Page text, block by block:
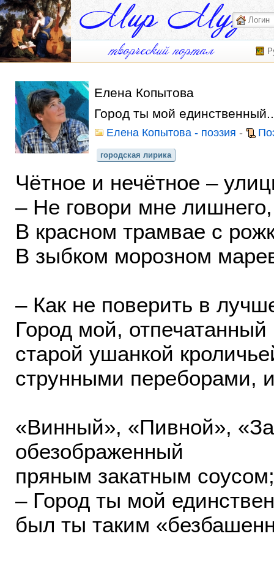
Елена Копытова
Город ты мой
Елена Копытова - поэзия -
городская лирика
Чётное и нечётное –
– Не говори мне
В красном трамвае с
В зыбком морозном
– Как не поверить в
Город мой,
старой ушанкой
струнными переборами,
«Винный», «Пивной»,
обезображенный
пряным закатным
– Город ты мой
был ты таким